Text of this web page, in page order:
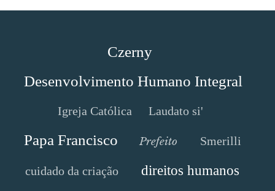
Czerny
Desenvolvimento Humano Integral
Igreja Católica Laudato si'
Papa Francisco Prefeito Smerilli
cuidado da criação
direitos humanos